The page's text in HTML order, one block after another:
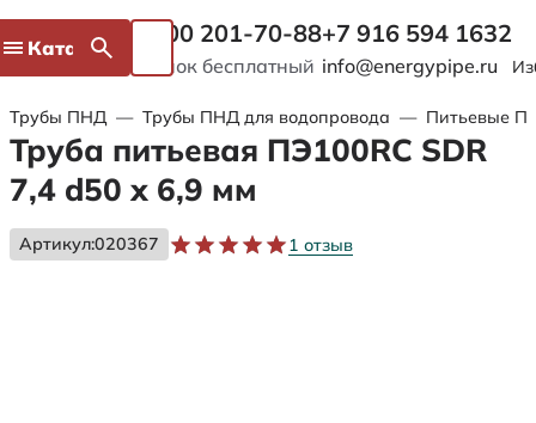
Каталог 8 800 201-70-88
Звонок бесплатный
+7 916 594 1632
info@energypipe.ru
Трубы ПНД — Трубы ПНД для водопровода — Питьевые
Труба питьевая ПЭ100RC SDR
7,4 d50 х 6,9 мм
Артикул:020367 1 отзыв